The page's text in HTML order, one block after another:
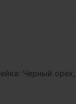
Черный